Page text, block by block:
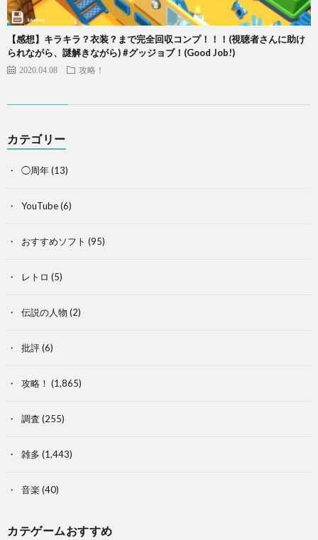
【感想】キラキラ？衣装？まで完全回収コンプ！！！(視聴者さんに助け
られながら、謎解きながら) #グッジョブ！(Good Job!)
2020.04.08 攻略！
カテゴリー
◯周年(13)
YouTube(6)
おすすめソフト (95)
レトロ (5)
伝説の人物 (2)
批評(6)
攻略！ (1,865)
調査 (255)
雑多 (1,443)
音楽 (40)
カテゲームおすすめ